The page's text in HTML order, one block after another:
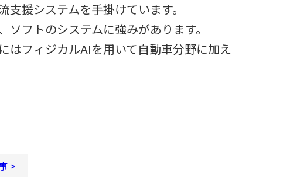
援システムを手掛けています。
フトのシステムに強みがあります。
はフィジカルAIを用いて自動車分野に加え
>